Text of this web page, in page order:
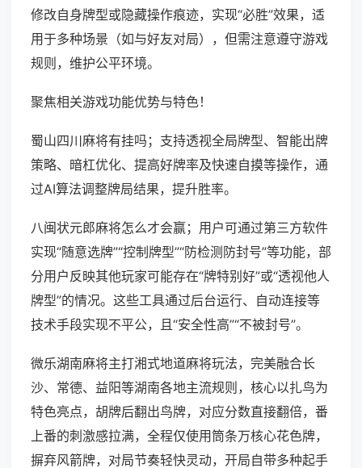
修改自身牌型或隐藏操作痕迹，实现“必胜”效果，适
用于多种场景（如与好友对局），但需注意遵守游戏
规则，维护公平环境。
聚焦相关游戏功能优势与特色！
蜀山四川麻将有挂吗；支持透视全局牌型、智能出牌
策略、暗杠优化、提高好牌率及快速自摸等操作，通
过AI算法调整牌局结果，提升胜率。
八闽状元郎麻将怎么才会赢；用户可通过第三方软件
实现“随意选牌”“控制牌型”“防检测防封号”等功能，部
分用户反映其他玩家可能存在“牌特别好”或“透视他人
牌型”的情况。这些工具通过后台运行、自动连接等
技术手段实现不平公，且“安全性高”“不被封号”。
微乐湖南麻将主打湘式地道麻将玩法，完美融合长
沙、常德、益阳等湖南各地主流规则，核心以扎鸟为
特色亮点，胡牌后翻出鸟牌，对应分数直接翻倍，番
上番的刺激感拉满，全程仅使用筒条万核心花色牌，
摒弃风箭牌，对局节奏轻快灵动，开局自带多种起手